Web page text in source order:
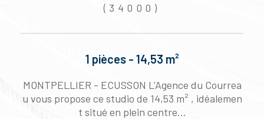
(34000)
1 pièces - 14,53 m²
MONTPELLIER - ECUSSON L'Agence du Courrea
u vous propose ce studio de 14,53 m² , idéalemen
t situé en plein centre...